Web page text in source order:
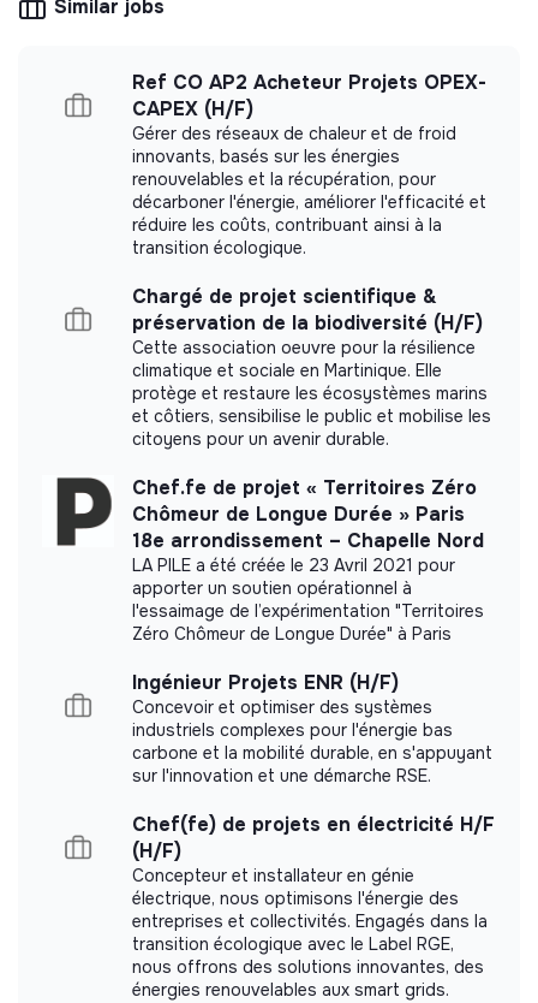
Salaire unique 2007€ brut, convention collective IDCC
making potential is limited. It may be an
More information
Website
Nonprofit organization
Impact study
Carried out an internal impact measurement.
Labels and certifications
This structure did not communicate to us the
labels or certifications that it was able to obtain.
Documents
Did not yet add a transparency document.
Similar jobs
Ref CO AP2 Acheteur Projets OPEX-
CAPEX (H/F)
Gérer des réseaux de chaleur et de froid
innovants, basés sur les énergies
renouvelables et la récupération, pour
décarboner l'énergie, améliorer l'efficacité et
réduire les coûts, contribuant ainsi à la
transition écologique.
Chargé de projet scientifique &
préservation de la biodiversité (H/F)
Cette association oeuvre pour la résilience
climatique et sociale en Martinique. Elle
protège et restaure les écosystèmes marins
et côtiers, sensibilise le public et mobilise les
citoyens pour un avenir durable.
Chef.fe de projet « Territoires Zéro
Chômeur de Longue Durée » Paris
18e arrondissement – Chapelle Nord
LA PILE a été créée le 23 Avril 2021 pour
apporter un soutien opérationnel à
l'essaimage de l’expérimentation "Territoires
Zéro Chômeur de Longue Durée" à Paris
Ingénieur Projets ENR (H/F)
Concevoir et optimiser des systèmes
industriels complexes pour l'énergie bas
carbone et la mobilité durable, en s'appuyant
sur l'innovation et une démarche RSE.
Chef(fe) de projets en électricité H/F
(H/F)
Concepteur et installateur en génie
électrique, nous optimisons l'énergie des
entreprises et collectivités. Engagés dans la
transition écologique avec le Label RGE,
nous offrons des solutions innovantes, des
énergies renouvelables aux smart grids.